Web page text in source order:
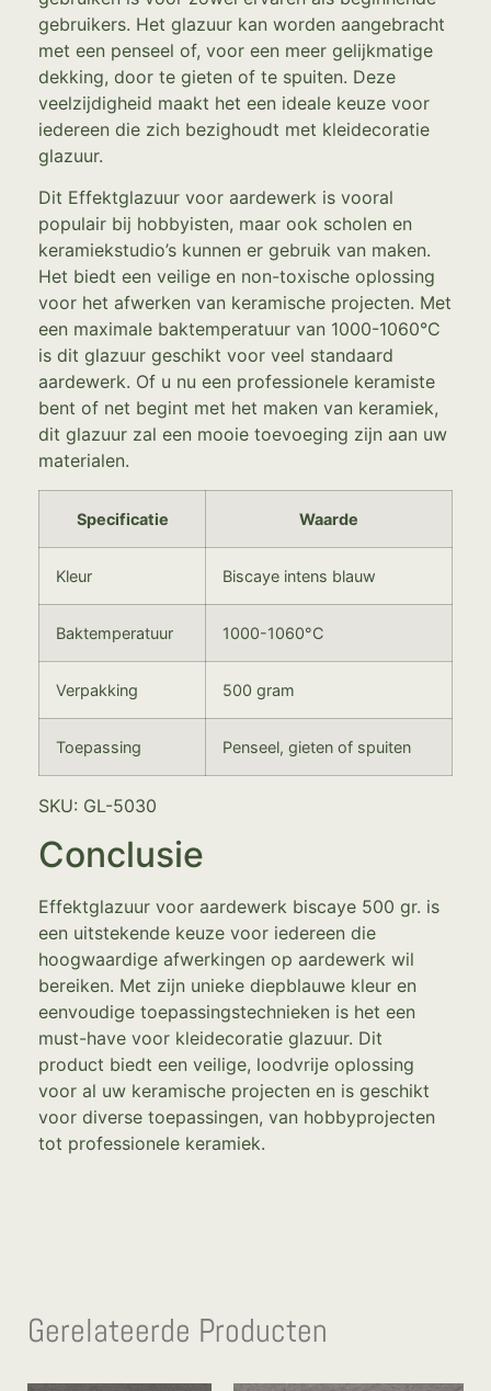
gebruikers. Het glazuur kan worden aangebracht
met een penseel of, voor een meer gelijkmatige
dekking, door te gieten of te spuiten. Deze
veelzijdigheid maakt het een ideale keuze voor
iedereen die zich bezighoudt met kleidecoratie
glazuur.
Dit Effektglazuur voor aardewerk is vooral
populair bij hobbyisten, maar ook scholen en
keramiekstudio’s kunnen er gebruik van maken.
Het biedt een veilige en non-toxische oplossing
voor het afwerken van keramische projecten. Met
een maximale baktemperatuur van 1000-1060°C
is dit glazuur geschikt voor veel standaard
aardewerk. Of u nu een professionele keramiste
bent of net begint met het maken van keramiek,
dit glazuur zal een mooie toevoeging zijn aan uw
materialen.
Specificatie Waarde
Kleur Biscaye intens blauw
Baktemperatuur 1000-1060°C
Verpakking 500 gram
Toepassing Penseel, gieten of spuiten
SKU: GL-5030
Conclusie
Effektglazuur voor aardewerk biscaye 500 gr. is
een uitstekende keuze voor iedereen die
hoogwaardige afwerkingen op aardewerk wil
bereiken. Met zijn unieke diepblauwe kleur en
eenvoudige toepassingstechnieken is het een
must-have voor kleidecoratie glazuur. Dit
product biedt een veilige, loodvrije oplossing
voor al uw keramische projecten en is geschikt
voor diverse toepassingen, van hobbyprojecten
tot professionele keramiek.
Gerelateerde Producten